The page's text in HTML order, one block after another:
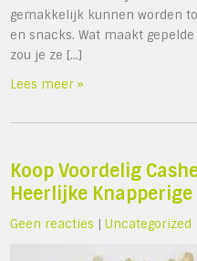
gemakkelijk kunnen worden
en snacks. Wat maakt
zou je ze […]
Lees meer »
Koop Voordelig
Heerlijke Knapperige
Geen reacties |Uncategorized